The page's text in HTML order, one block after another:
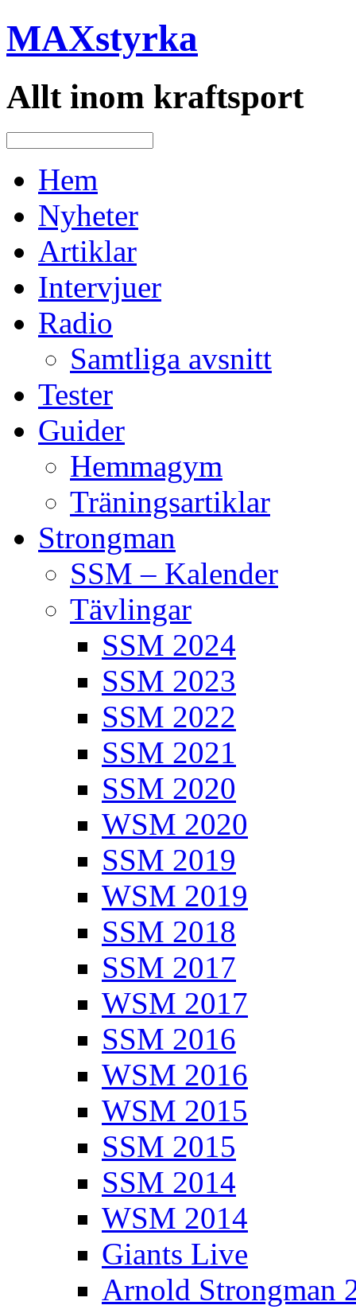
MAXstyrka
Allt inom kraftsport
Hem
Nyheter
Artiklar
Intervjuer
Radio
Samtliga avsnitt
Tester
Guider
Hemmagym
Träningsartiklar
Strongman
SSM – Kalender
Tävlingar
SSM 2024
SSM 2023
SSM 2022
SSM 2021
SSM 2020
WSM 2020
SSM 2019
WSM 2019
SSM 2018
SSM 2017
WSM 2017
SSM 2016
WSM 2016
WSM 2015
SSM 2015
SSM 2014
WSM 2014
Giants Live
Arnold Strongman